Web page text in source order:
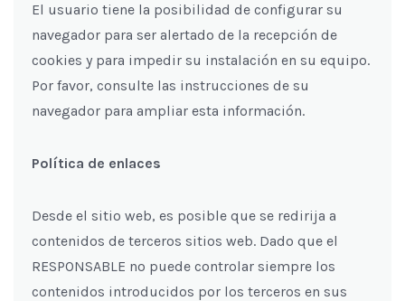
El usuario tiene la posibilidad de configurar su
navegador para ser alertado de la recepción de
cookies y para impedir su instalación en su equipo.
Por favor, consulte las instrucciones de su
navegador para ampliar esta información.
Política de enlaces
Desde el sitio web, es posible que se redirija a
contenidos de terceros sitios web. Dado que el
RESPONSABLE no puede controlar siempre los
contenidos introducidos por los terceros en sus